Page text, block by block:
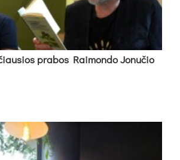
pra­bos Rai­mon­do Jo­nu­čio